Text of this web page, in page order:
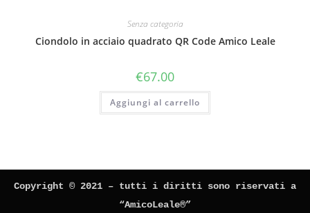
Senza categoria
Ciondolo in acciaio quadrato QR Code Amico Leale
€67.00
Aggiungi al carrello
Copyright © 2021 – tutti i diritti sono riservati a
“AmicoLeale®”